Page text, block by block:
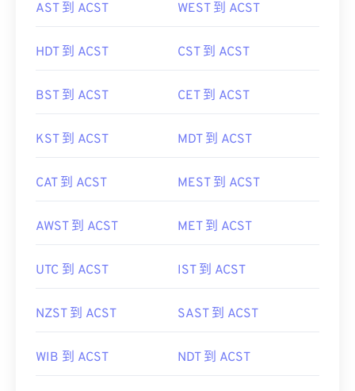
AST 到 ACST WEST 到 ACST
HDT 到 ACST CST 到 ACST
BST 到 ACST CET 到 ACST
KST 到 ACST MDT 到 ACST
CAT 到 ACST MEST 到 ACST
AWST 到 ACST MET 到 ACST
UTC 到 ACST IST 到 ACST
NZST 到 ACST SAST 到 ACST
WIB 到 ACST NDT 到 ACST